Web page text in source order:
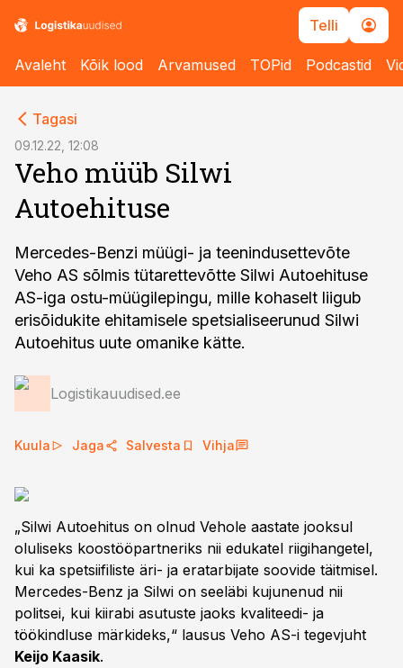
Telli
Avaleht Kõik lood Arvamused TOPid Podcastid
Tagasi
09.12.22, 12:08
Veho müüb Silwi
Autoehituse
Mercedes-Benzi müügi- ja teenindusettevõte
Veho AS sõlmis tütarettevõtte Silwi Autoehituse
AS-iga ostu-müügilepingu, mille kohaselt liigub
erisõidukite ehitamisele spetsialiseerunud Silwi
Autoehitus uute omanike kätte.
Logistikauudised.ee
Kuula Jaga Salvesta Vihja
„Silwi Autoehitus on olnud Vehole aastate jooksul
oluliseks koostööpartneriks nii edukatel riigihangetel,
kui ka spetsiifiliste äri- ja eratarbijate soovide täitmisel.
Mercedes-Benz ja Silwi on seeläbi kujunenud nii
politsei, kui kiirabi asutuste jaoks kvaliteedi- ja
töökindluse märkideks,“ lausus Veho AS-i tegevjuht
Keijo Kaasik.